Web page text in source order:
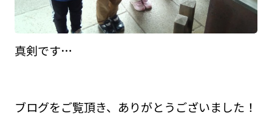
真剣です…
ブログをご覧頂き、ありがとうございました！